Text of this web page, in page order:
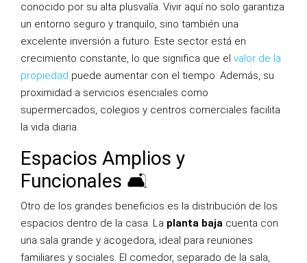
conocido por su alta plusvalía. Vivir aquí no solo garantiza
un entorno seguro y tranquilo, sino también una
excelente inversión a futuro. Este sector está en
crecimiento constante, lo que significa que el valor de la
propiedad puede aumentar con el tiempo. Además, su
proximidad a servicios esenciales como
supermercados, colegios y centros comerciales facilita
la vida diaria.
Espacios Amplios y
Funcionales 🛋️
Otro de los grandes beneficios es la distribución de los
espacios dentro de la casa. La planta baja cuenta con
una sala grande y acogedora, ideal para reuniones
familiares y sociales. El comedor, separado de la sala,